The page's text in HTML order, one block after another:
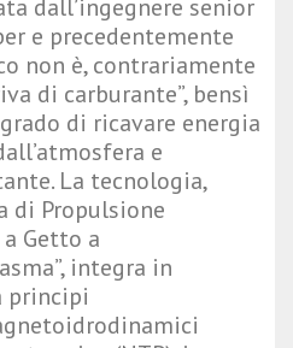
dall’ingegnere senior
e precedentemente
non è, contrariamente
di carburante”, bensì
di ricavare energia
e
La tecnologia,
di Propulsione
Getto a
integra in
principi